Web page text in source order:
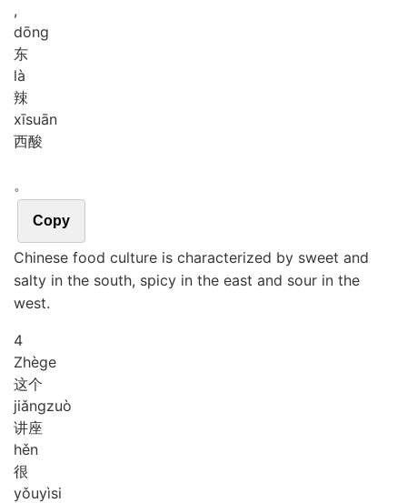
,
dōng
东
là
辣
xīsuān
西酸
。
Copy
Chinese food culture is characterized by sweet and
salty in the south, spicy in the east and sour in the
west.
4
Zhège
这个
jiǎngzuò
讲座
hěn
很
yǒuyìsi